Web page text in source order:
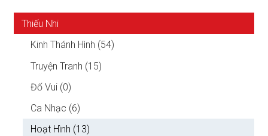
Thiếu Nhi
Kinh Thánh Hình (54)
Truyện Tranh (15)
Đố Vui (0)
Ca Nhạc (6)
Hoạt Hình (13)